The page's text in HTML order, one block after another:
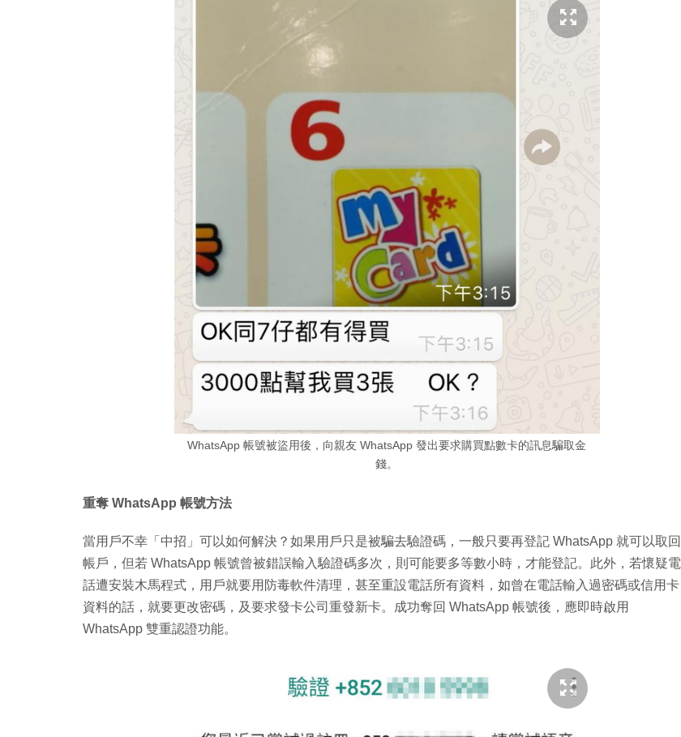
WhatsApp 帳號被盜用後，向親友 WhatsApp 發出要求購買點數卡的訊息騙取金
錢。
重奪 WhatsApp 帳號方法
當用戶不幸「中招」可以如何解決？如果用戶只是被騙去驗證碼，一般只要再登記 WhatsApp 就可以取回
帳戶，但若 WhatsApp 帳號曾被錯誤輸入驗證碼多次，則可能要多等數小時，才能登記。此外，若懷疑電
話遭安裝木馬程式，用戶就要用防毒軟件清理，甚至重設電話所有資料，如曾在電話輸入過密碼或信用卡
資料的話，就要更改密碼，及要求發卡公司重發新卡。成功奪回 WhatsApp 帳號後，應即時啟用
WhatsApp 雙重認證功能。